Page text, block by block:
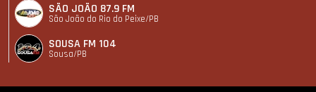
SÃO JOÃO 87.9 FM
São João do Rio do Peixe/PB
SOUSA FM 104
Sousa/PB